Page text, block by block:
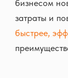
бизнесом
затраты и
быстрее,